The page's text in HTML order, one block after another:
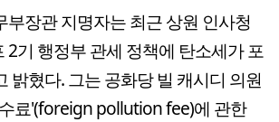
부장관 지명자는 최근 상원 인사청
2기 행정부 관세 정책에 탄소세가 포
밝혔다. 그는 공화당 빌 캐시디 의원
료'(foreign pollution fee)에 관한